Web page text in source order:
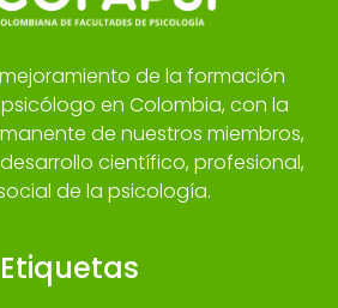
de la formación
en Colombia, con la
de nuestros miembros,
científico, profesional,
de la psicología.
Etiquetas